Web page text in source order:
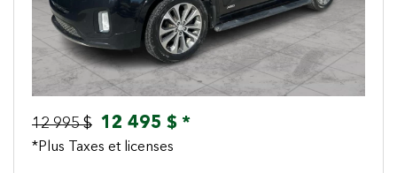
12 995 $ 12 495 $ *
*Plus Taxes et licenses